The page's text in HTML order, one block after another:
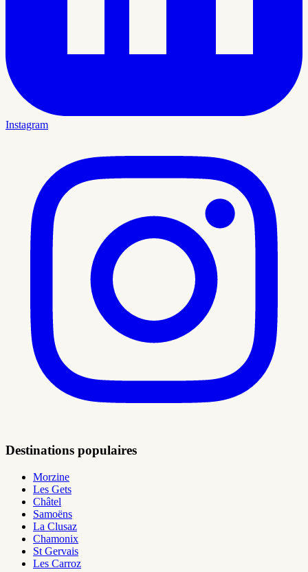
Instagram
Destinations populaires
Morzine
Les Gets
Châtel
Samoëns
La Clusaz
Chamonix
St Gervais
Les Carroz